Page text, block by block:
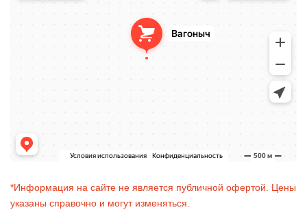
*Информация на сайте не является публичной офертой. Цены
указаны справочно и могут изменяться.